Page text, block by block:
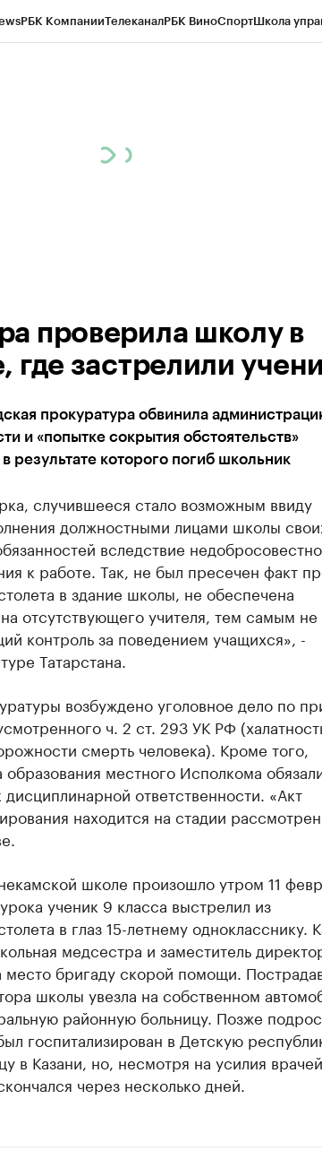
РБК КомпанииТелеканалРБК ВиноСпортШкола
проверила школу в
где застрелили
прокуратура обвинила
и «попытке сокрытия обстоятельств»
результате которого погиб школьник
случившееся стало возможным ввиду
должностными лицами школы
вследствие
к работе. Так, не был пресечен факт
в здание школы, не обеспечена
отсутствующего учителя, тем самым
контроль за поведением учащихся», -
Татарстана.
возбуждено уголовное дело по
ч. 2 ст. 293 УК РФ
смерть человека). Кроме того,
образования местного Исполкома
ответственности. «Акт
находится на стадии
школе произошло утром 11
ученик 9 класса выстрелил из
в глаз 15-летнему однокласснику.
медсестра и заместитель
место бригаду скорой помощи.
школы увезла на собственном
районную больницу. Позже
госпитализирован в Детскую
в Казани, но, несмотря на усилия
через несколько дней.